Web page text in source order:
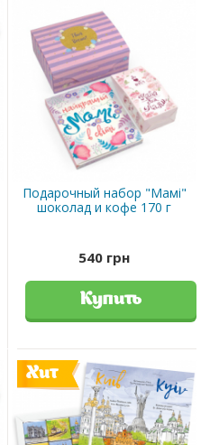
Подарочный набор "Мамі"
шоколад и кофе 170 г
540 грн
Купить
Хит